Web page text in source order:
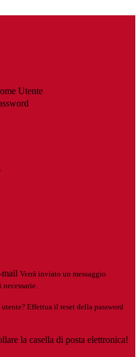
Utente
Verrà inviato un messaggio
Effettua il reset della password
la casella di posta elettronica!